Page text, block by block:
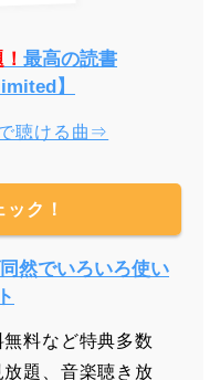
最高の読書
】
聴ける曲⇒
ク！
然でいろいろ使い
料など特典多数
題、音楽聴き放